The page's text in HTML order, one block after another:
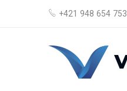
+421 948 654 753